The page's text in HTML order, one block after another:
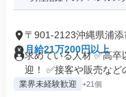
〒901-2123沖縄県浦添
月給21万200円以上
求めている人材 ✅高卒
迎！ ✅接客や販売など
業界未経験歓迎 +21個